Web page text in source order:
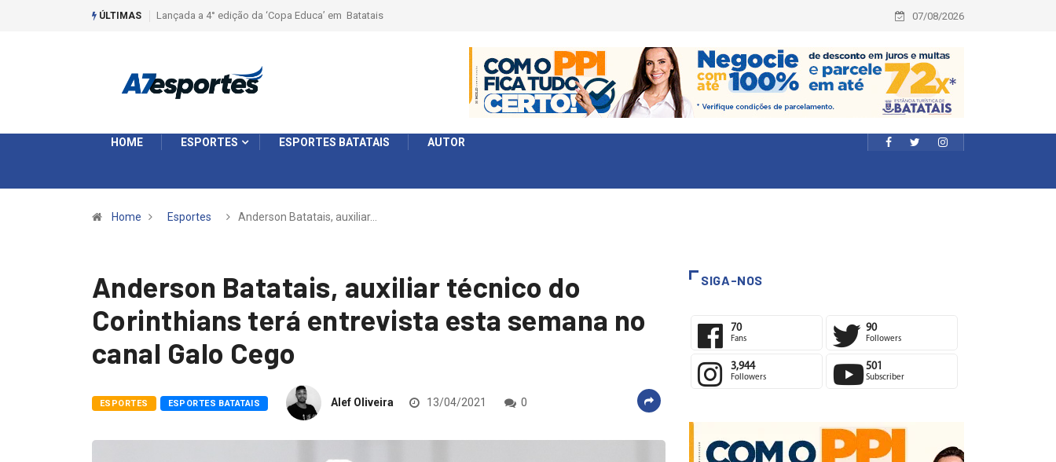
ÚLTIMAS Liga 2026: Equipes rompem com a LABE na Série Ouro e entidade define a 2° fase, times e formato 07/08/2026
HOME ESPORTES ESPORTES BATATAIS AUTOR
Home Esportes Anderson Batatais, auxiliar…
Anderson Batatais, auxiliar técnico do
Corinthians terá entrevista esta semana no
canal Galo Cego
ESPORTES ESPORTES BATATAIS Alef Oliveira 13/04/2021 0
SIGA-NOS
70
Fans
90
Followers
3,944
Followers
501
Subscriber